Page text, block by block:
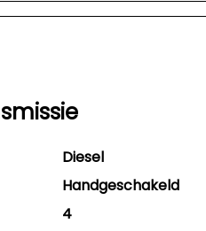
Diesel
Handgeschakeld
4